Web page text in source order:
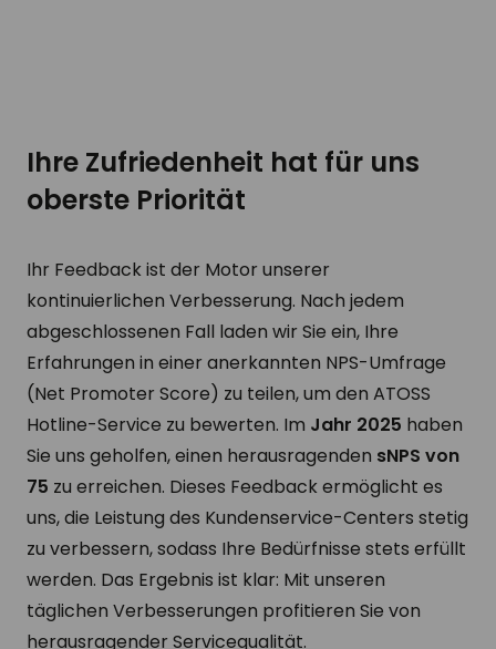
Ihre Zufriedenheit hat für uns
oberste Priorität
Ihr Feedback ist der Motor unserer
kontinuierlichen Verbesserung. Nach jedem
abgeschlossenen Fall laden wir Sie ein, Ihre
Erfahrungen in einer anerkannten NPS-Umfrage
(Net Promoter Score) zu teilen, um den ATOSS
Hotline-Service zu bewerten. Im Jahr 2025 haben
Sie uns geholfen, einen herausragenden sNPS von
75 zu erreichen. Dieses Feedback ermöglicht es
uns, die Leistung des Kundenservice-Centers stetig
zu verbessern, sodass Ihre Bedürfnisse stets erfüllt
werden. Das Ergebnis ist klar: Mit unseren
täglichen Verbesserungen profitieren Sie von
herausragender Servicequalität.